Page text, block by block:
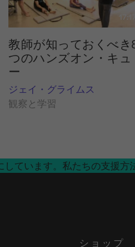
17:17
教師が知っておくべき
つのハンズオン・キュ
ー
ジェイ・グライムス
観察と学習
ています。私たちの支援方
ショップ